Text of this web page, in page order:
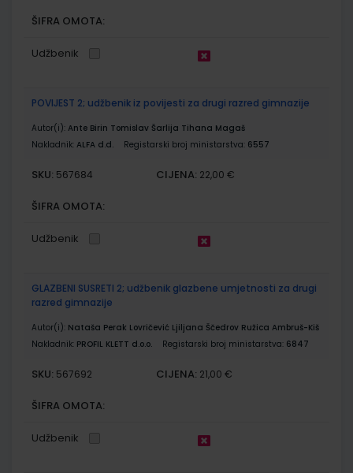
ŠIFRA OMOTA:
Udžbenik
POVIJEST 2; udžbenik iz povijesti za drugi razred gimnazije
Autor(i): Ante Birin Tomislav Šarlija Tihana Magaš
Nakladnik: ALFA d.d. Registarski broj ministarstva: 6557
SKU: 567684 CIJENA: 22,00 €
ŠIFRA OMOTA:
Udžbenik
GLAZBENI SUSRETI 2; udžbenik glazbene umjetnosti za drugi
razred gimnazije
Autor(i): Nataša Perak Lovričević Ljiljana Ščedrov Ružica Ambruš-Kiš
Nakladnik: PROFIL KLETT d.o.o. Registarski broj ministarstva: 6847
SKU: 567692 CIJENA: 21,00 €
ŠIFRA OMOTA:
Udžbenik